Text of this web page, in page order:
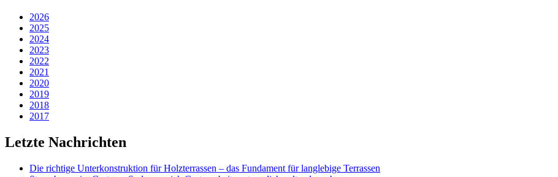
2026
2025
2024
2023
2022
2021
2020
2019
2018
2017
Letzte Nachrichten
Die richtige Unterkonstruktion für Holzterrassen – das Fundament für langlebige Terrassen